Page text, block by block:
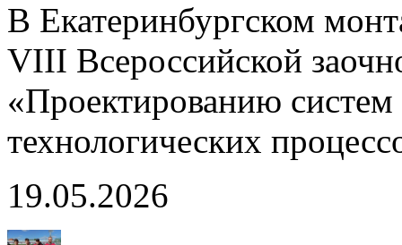
В Екатеринбургском
VIII Всероссийской
«Проектированию систем
технологических
19.05.2026